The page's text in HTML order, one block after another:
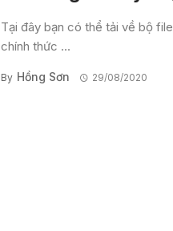
Tại đây bạn có thể tải về bộ
chính thức ...
By Hồng Sơn 29/08/2020